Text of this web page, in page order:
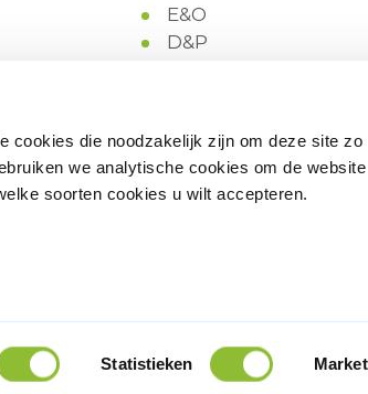
cookies die noodzakelijk zijn om deze site zo
we analytische cookies om de
soorten cookies u wilt accepteren.
Statistieken
mag
E&O
D&P
MVI
M&T